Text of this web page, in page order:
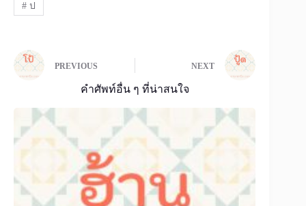
#ป
PREVIOUS NEXT
คำศัพท์อื่น ๆ ที่น่าสนใจ